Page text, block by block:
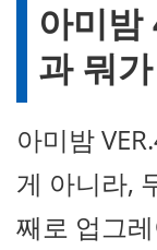
아미밤
과 뭐
아미밤
게 아니라,
째로 업그